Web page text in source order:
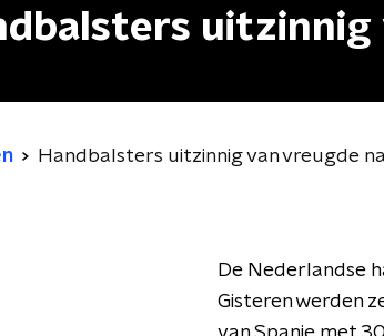
uitzinnig
Handbalsters uitzinnig van vreugde
De Nederlandse
Gisteren werden